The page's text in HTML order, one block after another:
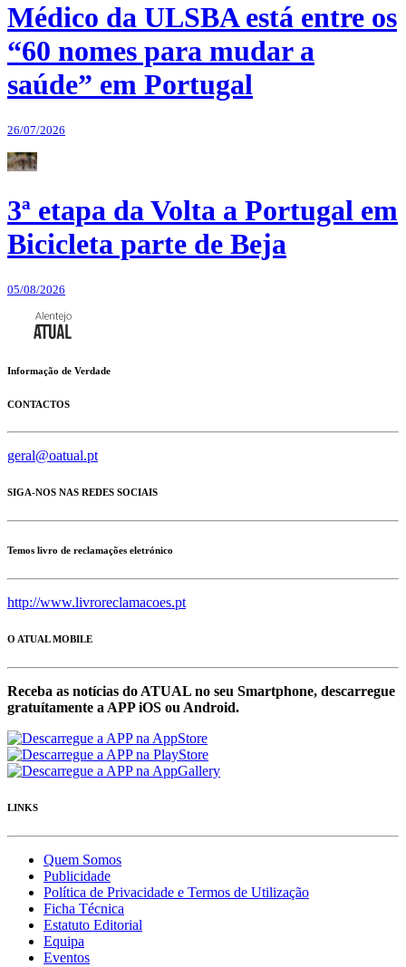
Médico da ULSBA está entre os
“60 nomes para mudar a
saúde” em Portugal
26/07/2026
3ª etapa da Volta a Portugal em
Bicicleta parte de Beja
05/08/2026
Informação de Verdade
CONTACTOS
geral@oatual.pt
SIGA-NOS NAS REDES SOCIAIS
Temos livro de reclamações eletrónico
http://www.livroreclamacoes.pt
O ATUAL MOBILE
Receba as notícias do ATUAL no seu Smartphone, descarregue
gratuítamente a APP iOS ou Android.
LINKS
Quem Somos
Publicidade
Política de Privacidade e Termos de Utilização
Ficha Técnica
Estatuto Editorial
Equipa
Eventos